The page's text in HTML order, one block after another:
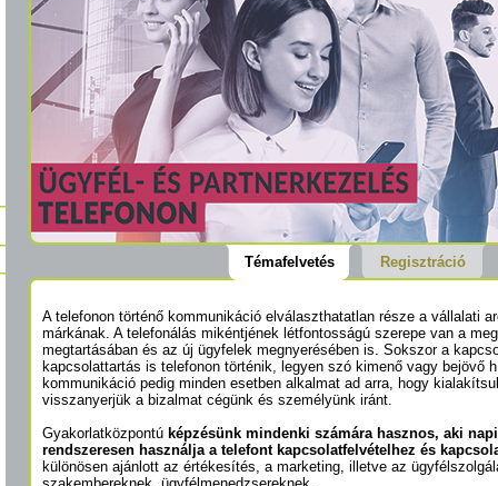
Témafelvetés Regisztráció
A telefonon történő kommunikáció elválaszthatatlan része a vállalati
márkának. A telefonálás mikéntjének létfontosságú szerepe van a
megtartásában és az új ügyfelek megnyerésében is. Sokszor a
kapcsolattartás is telefonon történik, legyen szó kimenő vagy bejövő
kommunikáció pedig minden esetben alkalmat ad arra, hogy
visszanyerjük a bizalmat cégünk és személyünk iránt.
Gyakorlatközpontú képzésünk mindenki számára hasznos, aki
rendszeresen használja a telefont kapcsolatfelvételhez és
különösen ajánlott az értékesítés, a marketing, illetve az